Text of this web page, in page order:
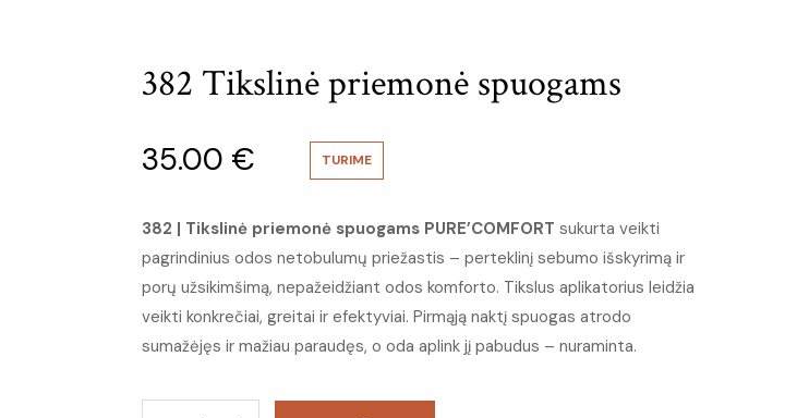
382 Tikslinė priemonė spuogams
35.00 € TURIME
382 | Tikslinė priemonė spuogams PURE’COMFORT sukurta veikti
pagrindinius odos netobulumų priežastis – perteklinį sebumo išskyrimą ir
porų užsikimšimą, nepažeidžiant odos komforto. Tikslus aplikatorius leidžia
veikti konkrečiai, greitai ir efektyviai. Pirmąją naktį spuogas atrodo
sumažėjęs ir mažiau paraudęs, o oda aplink jį pabudus – nuraminta.